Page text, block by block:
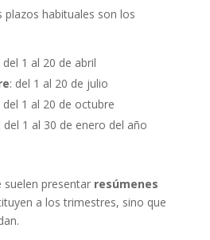
habituales son los
del 1 al 20 de abril
: del 1 al 20 de julio
del 1 al 20 de octubre
: del 1 al 30 de enero del año
suelen presentar resúmenes
a los trimestres, sino que